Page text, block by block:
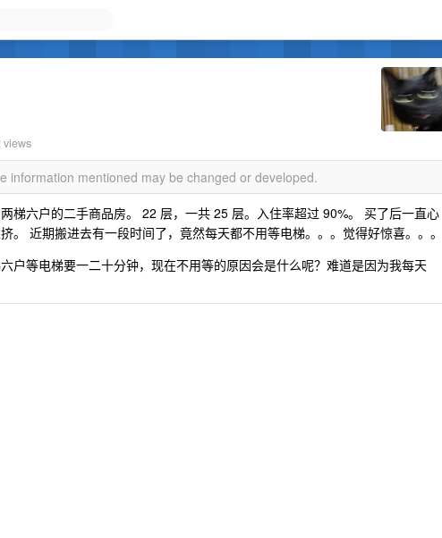
views
information mentioned may be changed or developed.
梯六户的二手商品房。 22 层，一共 25 层。入住率超过 90%。 买了后一直心
。 近期搬进去有一段时间了，竟然每天都不用等电梯。。。觉得好惊喜。。。
户等电梯要一二十分钟，现在不用等的原因会是什么呢？难道是因为我每天